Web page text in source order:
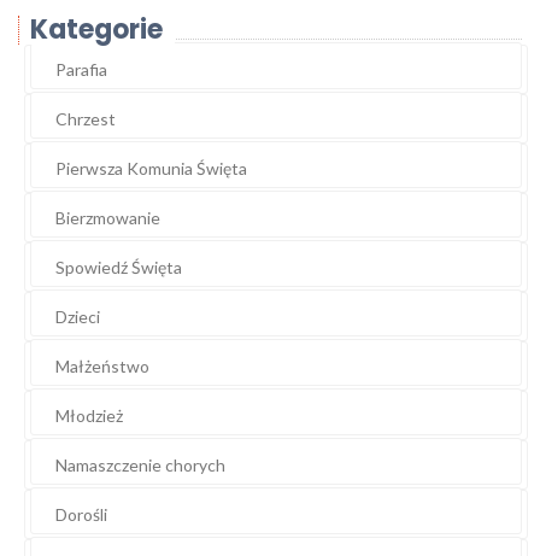
Kategorie
Parafia
Chrzest
Pierwsza Komunia Święta
Bierzmowanie
Spowiedź Święta
Dzieci
Małżeństwo
Młodzież
Namaszczenie chorych
Dorośli